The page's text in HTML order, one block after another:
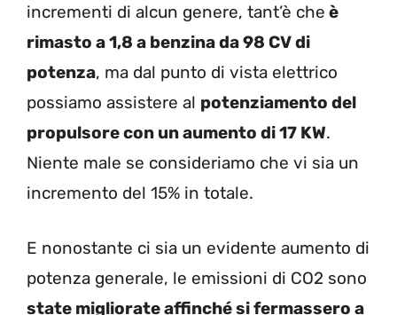
incrementi di alcun genere, tant’è che è
rimasto a 1,8 a benzina da 98 CV di
potenza, ma dal punto di vista elettrico
possiamo assistere al potenziamento del
propulsore con un aumento di 17 KW.
Niente male se consideriamo che vi sia un
incremento del 15% in totale.
E nonostante ci sia un evidente aumento di
potenza generale, le emissioni di CO2 sono
state migliorate affinché si fermassero a